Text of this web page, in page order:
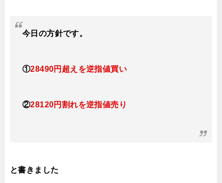
今日 の方針です。
①28490円超えを逆指値買い
②28120円割れを逆指値売り
と書きました